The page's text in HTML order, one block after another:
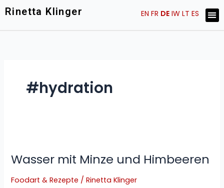
Skip
toRinetta Klinger
#hydration
Wasser mit Minze und Himbeeren
Foodart & Rezepte /Rinetta Klinger
Minze
Himbeeren
EN FR DE IW LT ES